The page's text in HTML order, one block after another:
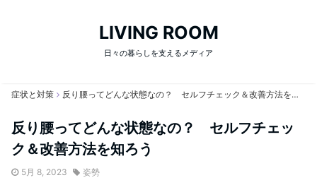
LIVING ROOM
日々の暮らしを支えるメディア
症状と対策 反り腰ってどんな状態なの？ セルフチェック＆改善方法を知ろう
反り腰ってどんな状態なの？ セルフチェッ
ク＆改善方法を知ろう
5月 8, 2023 姿勢